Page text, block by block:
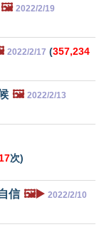
🖼️ 2022/2/19
2022/2/17 (357,234
🖼️ 2022/2/13
次)
信 🖼️▶️ 2022/2/10